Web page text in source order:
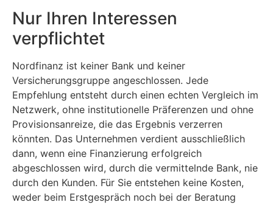
Nur Ihren Interessen
verpflichtet
Nordfinanz ist keiner Bank und keiner
Versicherungsgruppe angeschlossen. Jede
Empfehlung entsteht durch einen echten Vergleich im
Netzwerk, ohne institutionelle Präferenzen und ohne
Provisionsanreize, die das Ergebnis verzerren
könnten. Das Unternehmen verdient ausschließlich
dann, wenn eine Finanzierung erfolgreich
abgeschlossen wird, durch die vermittelnde Bank, nie
durch den Kunden. Für Sie entstehen keine Kosten,
weder beim Erstgespräch noch bei der Beratung